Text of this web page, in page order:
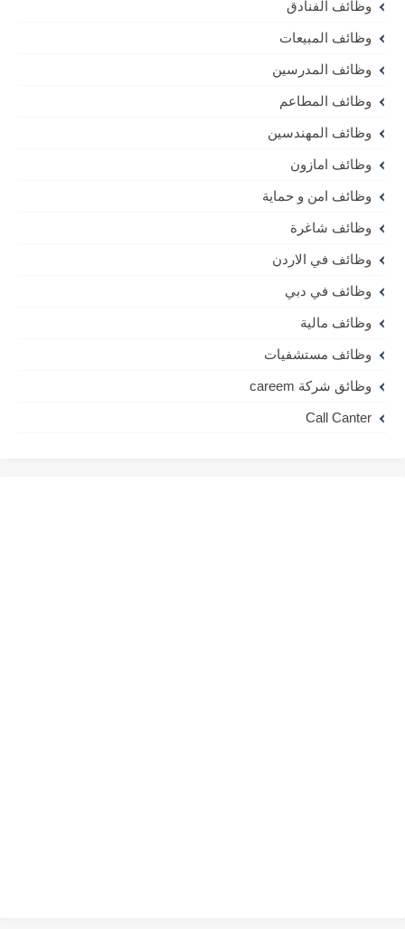
وظائف الفنادق
وظائف المبيعات
وظائف المدرسين
وظائف المطاعم
وظائف المهندسين
وظائف امازون
وظائف امن و حماية
وظائف شاغرة
وظائف في الاردن
وظائف في دبي
وظائف مالية
وظائف مستشفيات
وظائق شركة careem
Call Canter